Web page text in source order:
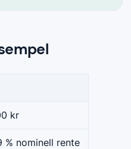
kr
% nominell rente